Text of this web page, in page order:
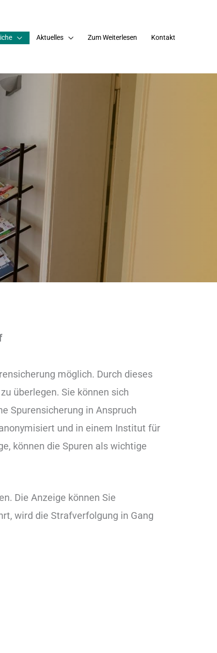
Aktuelles Zum Weiterlesen Kontakt
möglich. Durch dieses
überlegen. Sie können sich
Spurensicherung in Anspruch
und in einem Institut für
können die Spuren als wichtige
Die Anzeige können Sie
wird die Strafverfolgung in Gang